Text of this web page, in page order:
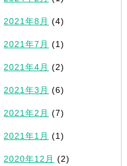
2021年8月 (4)
2021年7月 (1)
2021年4月 (2)
2021年3月 (6)
2021年2月 (7)
2021年1月 (1)
2020年12月 (2)